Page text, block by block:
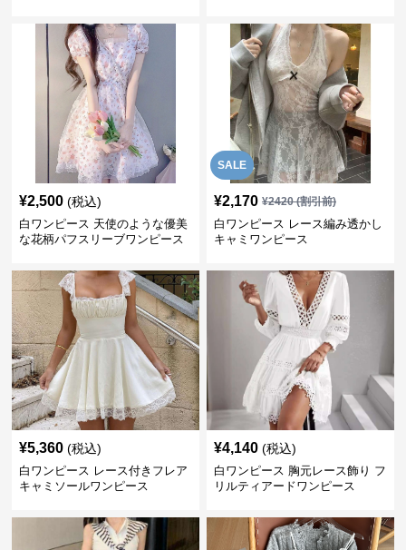
¥2,500 (税込)
白ワンピース 天使のような優美
な花柄パフスリーブワンピース
SALE
¥2,170 ¥2420(割引前)
白ワンピース レース編み透かし
キャミワンピース
¥5,360 (税込)
白ワンピース レース付きフレア
キャミソールワンピース
¥4,140 (税込)
白ワンピース 胸元レース飾り フ
リルティアードワンピース